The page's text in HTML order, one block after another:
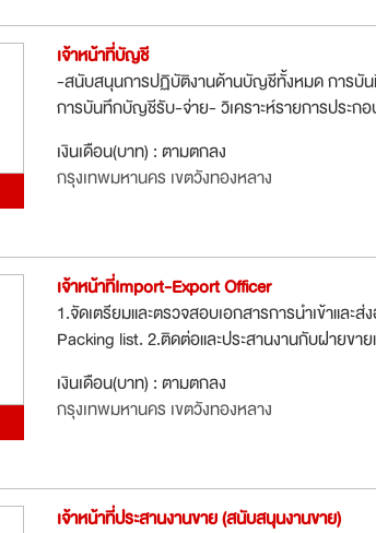
เจ้าหน้าที่บัญชี
-สนับสนุนการปฏิบัติงานด้านบัญชีทั้งหมด การบั
การบันทึกบัญชีรับ-จ่าย- วิเคราะห์รายการประก
เงินเดือน(บาท) : ตามตกลง
กรุงเทพมหานคร เขตวังทองหลาง
เจ้าหน้าที่Import-Export Officer
1.จัดเตรียมและตรวจสอบเอกสารการนำเข้าแล
Packing list. 2.ติดต่อและประสานงานกับฝายขา
เงินเดือน(บาท) : ตามตกลง
กรุงเทพมหานคร เขตวังทองหลาง
เจ้าหน้าที่ประสานงานขาย (สนับสนุนงานขาย)